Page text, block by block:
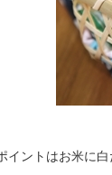
イントはお米に